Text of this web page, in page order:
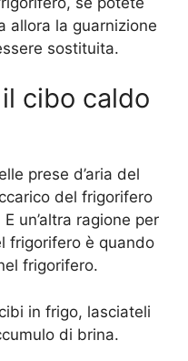
allora la guarnizione
sostituita.
cibo caldo
prese d’aria del
del frigorifero
un’altra ragione per
frigorifero è quando
frigorifero.
in frigo, lasciateli
di brina.